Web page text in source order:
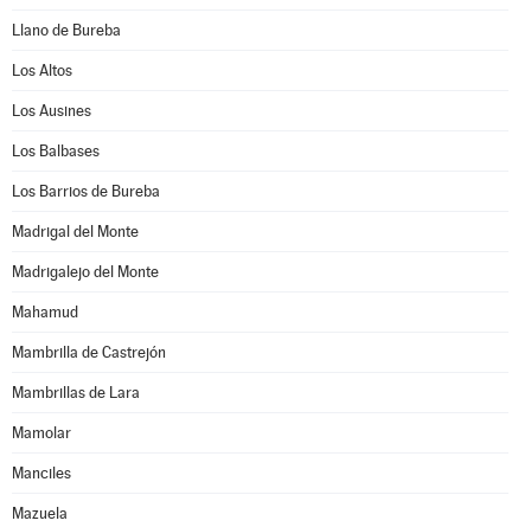
Llano de Bureba
Los Altos
Los Ausines
Los Balbases
Los Barrios de Bureba
Madrigal del Monte
Madrigalejo del Monte
Mahamud
Mambrilla de Castrejón
Mambrillas de Lara
Mamolar
Manciles
Mazuela